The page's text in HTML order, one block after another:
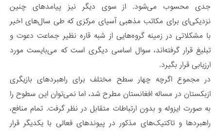
جدی محسوب می‌شود. از سوی دیگر نیز پیامدهای چنین
نزدیکی‌ای برای مکاتب مذهبی آسیای مرکزی که طی سال‌های اخیر
با مشکلاتی در زمینه گروه‌هایی از شبه قاره نظیر جماعت دعوت و
تبلیغ قرار گرفته‌اند، سوال اساسی دیگری است که می‌بایست مورد
ارزیابی قرار بگیرد.
در مجموع اگرچه چهار سطح مختلف برای راهبردهای بازیگری
ازبکستان در مساله افغانستان مطرح شد، اما نمی‌توان این سطوح را
به صورت ایزوله و بدون ارتباطات متقابل در نظر گرفت. تمام منافع،
راهبردها و تاکتیک‌های مذکور در پیوندهای فعالی با یکدیگر قرار